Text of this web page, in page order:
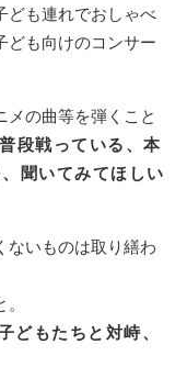
ども連れでおしゃべ
ども向けのコンサー
メの曲等を弾くこと
段戦っている、本
聞いてみてほしい
ないものは取り繕わ
どもたちと対峙、